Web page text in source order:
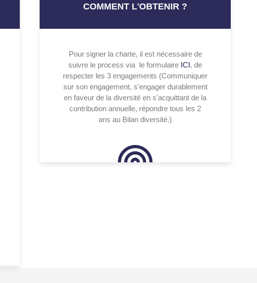
COMMENT L'OBTENIR ?
Pour signer la charte, il est nécessaire de
suivre le process via le formulaire ICI, de
respecter les 3 engagements (Communiquer
sur son engagement, s'engager durablement
en faveur de la diversité en s'acquittant de la
contribution annuelle, répondre tous les 2
ans au Bilan diversité.)